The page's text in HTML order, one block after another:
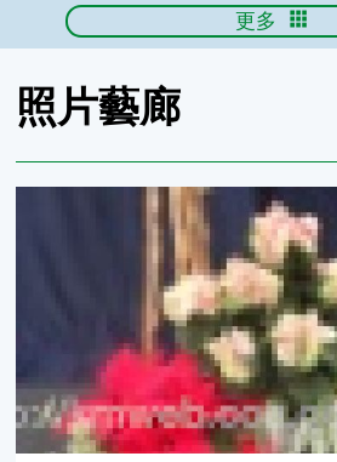
更多
照片藝廊
101年聖誕紅評鑑組合盆栽作品集中